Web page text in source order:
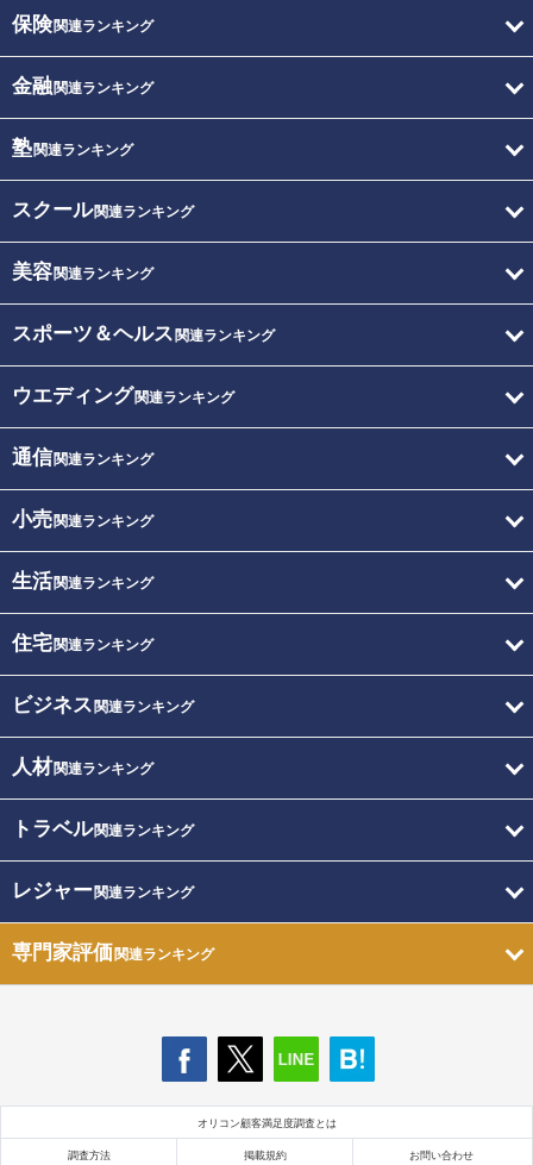
保険関連ランキング
金融関連ランキング
塾関連ランキング
スクール関連ランキング
美容関連ランキング
スポーツ＆ヘルス 関連ランキング
ウエディング関連ランキング
通信関連ランキング
小売関連ランキング
生活関連ランキング
住宅関連ランキング
ビジネス 関連ランキング
人材関連ランキング
トラベル関連ランキング
レジャー関連ランキング
専門家評価関連ランキング
オリコン顧客満足度調査とは
調査方法 掲載規約 お問い合わせ